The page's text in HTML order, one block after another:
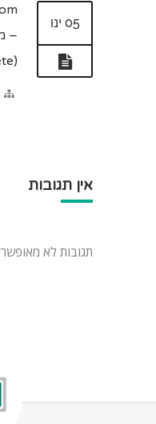
05 ינו
–
(Manual Complete)
אין תגובות
תגובות לא